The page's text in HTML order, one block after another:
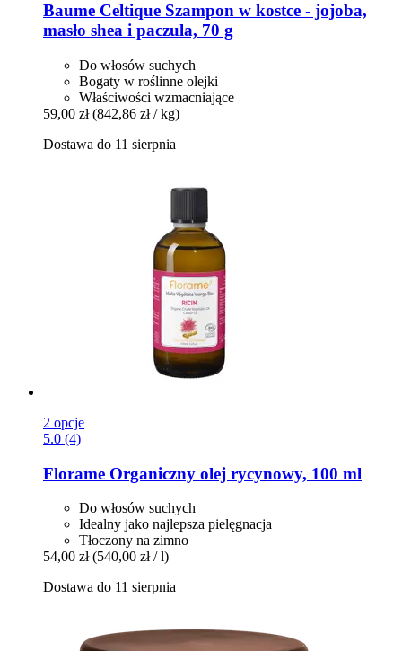
Baume Celtique Szampon w kostce -​ jojoba,
masło shea i paczula, 70 g
Do włosów suchych
Bogaty w roślinne olejki
Właściwości wzmacniające
59,00 zł (842,86 zł / kg)
Dostawa do 11 sierpnia
2 opcje
5.0 (4)
Florame Organiczny olej rycynowy, 100 ml
Do włosów suchych
Idealny jako najlepsza pielęgnacja
Tłoczony na zimno
54,00 zł (540,00 zł / l)
Dostawa do 11 sierpnia